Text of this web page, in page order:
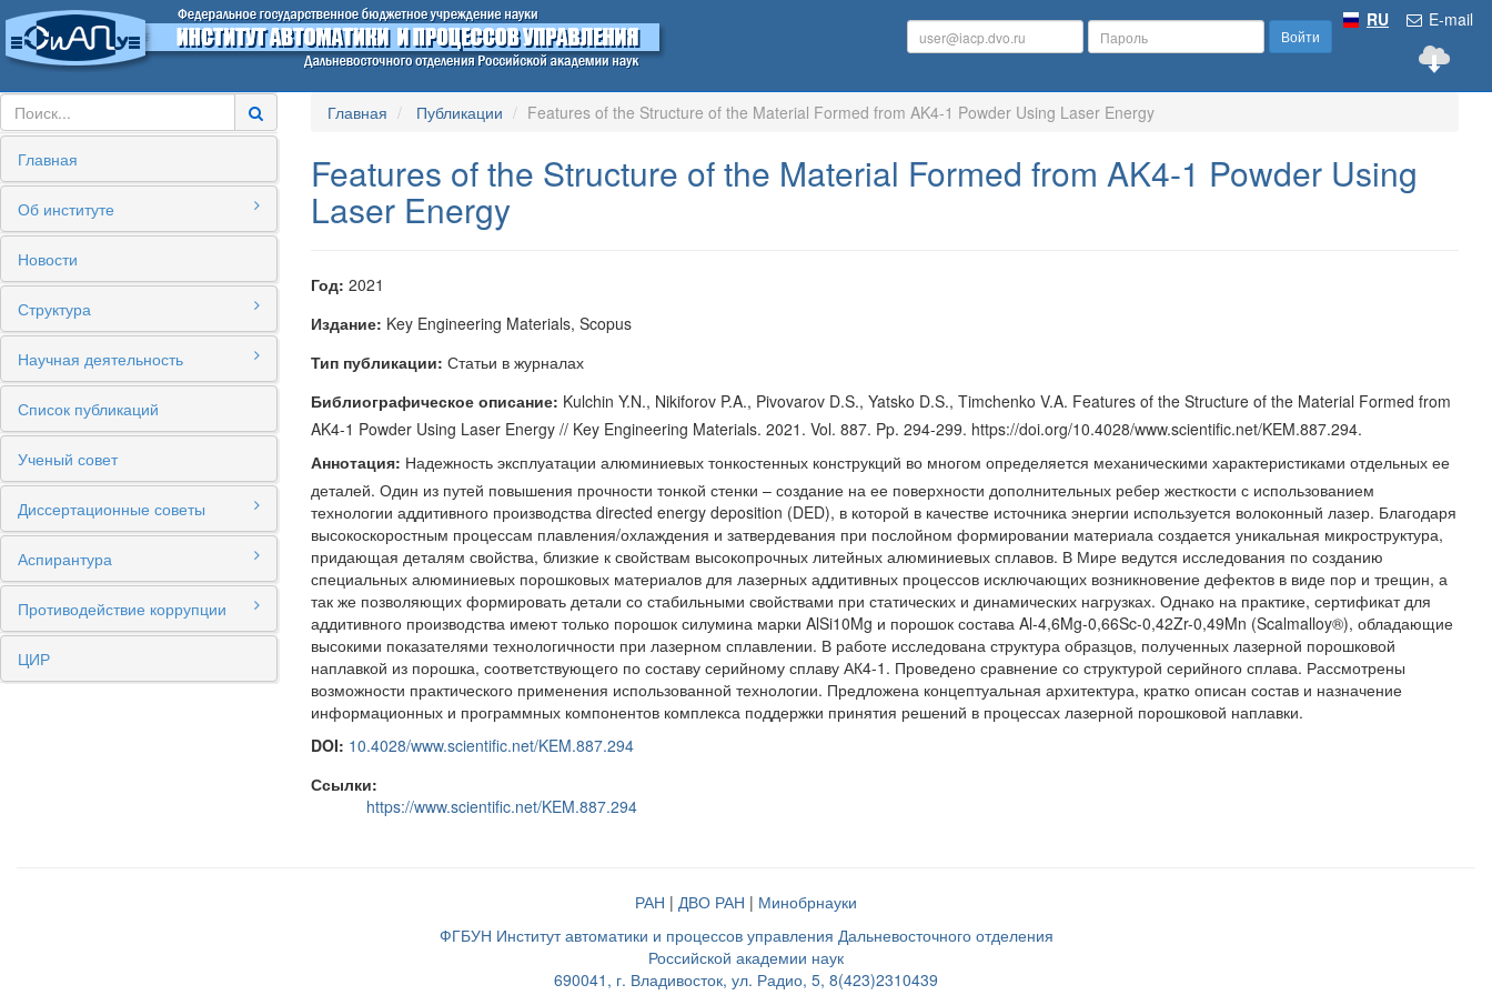
E-mail
RU
Войти
Главная
Об институте
Новости
Структура
Научная деятельность
Список публикаций
Ученый совет
Диссертационные советы
Аспирантура
Противодействие коррупции
ЦИР
Главная Публикации Features of the Structure of the Material Formed from AK4-1 Powder Using Laser Energy
Features of the Structure of the Material Formed from AK4-1 Powder Using
Laser Energy
Год: 2021
Издание: Key Engineering Materials, Scopus
Тип публикации: Статьи в журналах
Библиографическое описание: Kulchin Y.N., Nikiforov P.A., Pivovarov D.S., Yatsko D.S., Timchenko V.A. Features of the Structure of the Material Formed from
AK4-1 Powder Using Laser Energy // Key Engineering Materials. 2021. Vol. 887. Pp. 294-299. https://doi.org/10.4028/www.scientific.net/KEM.887.294.
Аннотация: Надежность эксплуатации алюминиевых тонкостенных конструкций во многом определяется механическими характеристиками отдельных ее
деталей. Один из путей повышения прочности тонкой стенки – создание на ее поверхности дополнительных ребер жесткости с использованием
технологии аддитивного производства directed energy deposition (DED), в которой в качестве источника энергии используется волоконный лазер. Благодаря
высокоскоростным процессам плавления/охлаждения и затвердевания при послойном формировании материала создается уникальная микроструктура,
придающая деталям свойства, близкие к свойствам высокопрочных литейных алюминиевых сплавов. В Мире ведутся исследования по созданию
специальных алюминиевых порошковых материалов для лазерных аддитивных процессов исключающих возникновение дефектов в виде пор и трещин, а
так же позволяющих формировать детали со стабильными свойствами при статических и динамических нагрузках. Однако на практике, сертификат для
аддитивного производства имеют только порошок силумина марки AlSi10Mg и порошок состава Al-4,6Mg-0,66Sc-0,42Zr-0,49Mn (Scalmalloy®), обладающие
высокими показателями технологичности при лазерном сплавлении. В работе исследована структура образцов, полученных лазерной порошковой
наплавкой из порошка, соответствующего по составу серийному сплаву АК4-1. Проведено сравнение со структурой серийного сплава. Рассмотрены
возможности практического применения использованной технологии. Предложена концептуальная архитектура, кратко описан состав и назначение
информационных и программных компонентов комплекса поддержки принятия решений в процессах лазерной порошковой наплавки.
DOI: 10.4028/www.scientific.net/KEM.887.294
Ссылки:
https://www.scientific.net/KEM.887.294
РАН | ДВО РАН | Минобрнауки
ФГБУН Институт автоматики и процессов управления Дальневосточного отделения
Российской академии наук
690041, г. Владивосток, ул. Радио, 5, 8(423)2310439